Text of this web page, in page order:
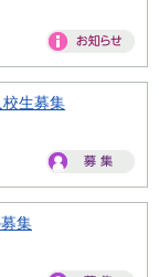
生募集
集